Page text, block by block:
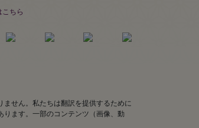
こちら
せん。私たちは翻訳を提供するために
ます。一部のコンテンツ（画像、動